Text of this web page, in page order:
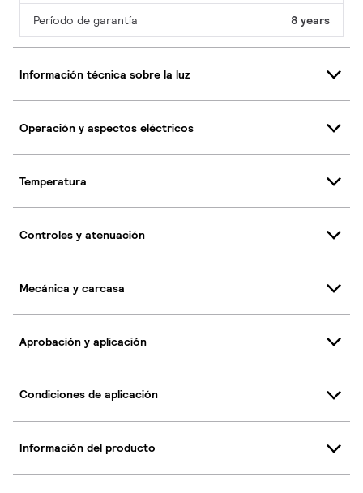
Período de garantía 8 years
Información técnica sobre la luz
Operación y aspectos eléctricos
Temperatura
Controles y atenuación
Mecánica y carcasa
Aprobación y aplicación
Condiciones de aplicación
Información del producto